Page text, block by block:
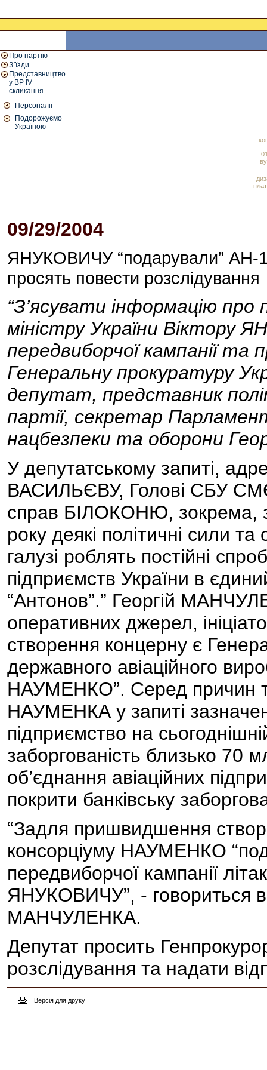
Про партію
З`їзди
Представництво
у ВР IV
скликання
Персоналії
Подорожуємо
Україною
09/29/2004
ЯНУКОВИЧУ “подарували” АН-
просять повести розслідування
“З’ясувати інформацію
міністру України Віктору
передвиборчої кампанії та
Генеральну прокуратуру
депутат, представник
партії, секретар
нацбезпеки та оборони
У депутатському запиті,
ВАСИЛЬЄВУ, Голові СБУ
справ БІЛОКОНЮ, зокрема,
року деякі політичні сили
галузі роблять постійні
підприємств України в
“Антонов”.” Георгій
оперативних джерел,
створення концерну є
державного авіаційного
НАУМЕНКО”. Серед причин
НАУМЕНКА у запиті
підприємство на
заборгованість близько
об’єднання авіаційних
покрити банківську
“Задля пришвидшення
консорціуму НАУМЕНКО
передвиборчої кампанії
ЯНУКОВИЧУ”, - говориться в
МАНЧУЛЕНКА.
Депутат просить
розслідування та надати
Версія для друку